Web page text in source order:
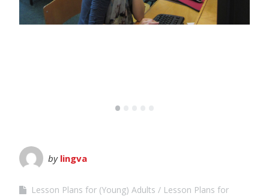
•
by lingva
Lesson Plans for (Young) Adults
Lesson Plans for